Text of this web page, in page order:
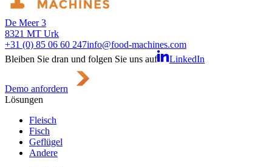
De Meer 3
8321 MT Urk
+31 (0) 85 06 60 247info@food-machines.com
Bleiben Sie dran und folgen Sie uns auf
LinkedIn
Demo anfordern
Lösungen
Fleisch
Fisch
Geflügel
Andere